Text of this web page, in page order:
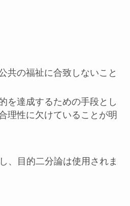
共の福祉に合致しないこと
を達成するための手段とし
理性に欠けていることが明
、目的二分論は使用されま